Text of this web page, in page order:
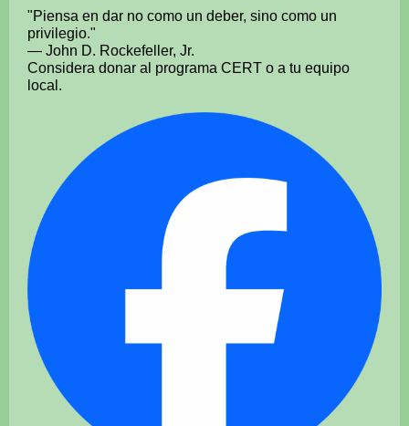
"Piensa en dar no como un deber, sino como un
privilegio."
— John D. Rockefeller, Jr.
Considera donar al programa CERT o a tu equipo
local.